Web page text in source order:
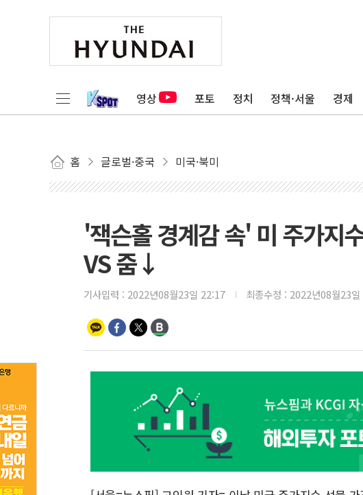
영상 포토 정치 정책·서울 경제
홈 글로벌·중국 미국·북미
'잭슨홀 경계감 속' 미 주가지
VS 줌↓
기사입력 : 2022년08월23일 22:17 최종수정 : 2022년08월23